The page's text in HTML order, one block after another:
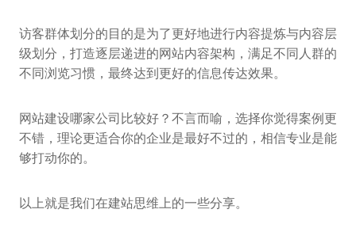
访客群体划分的目的是为了更好地进行内容提炼与内容层
级划分，打造逐层递进的网站内容架构，满足不同人群的
不同浏览习惯，最终达到更好的信息传达效果。
网站建设哪家公司比较好？不言而喻，选择你觉得案例更
不错，理论更适合你的企业是最好不过的，相信专业是能
够打动你的。
以上就是我们在建站思维上的一些分享。